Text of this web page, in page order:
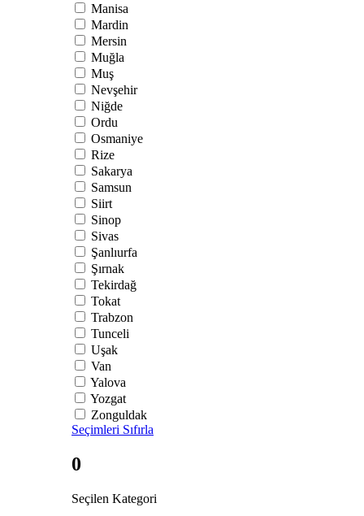
Manisa
Mardin
Mersin
Muğla
Muş
Nevşehir
Niğde
Ordu
Osmaniye
Rize
Sakarya
Samsun
Siirt
Sinop
Sivas
Şanlıurfa
Şırnak
Tekirdağ
Tokat
Trabzon
Tunceli
Uşak
Van
Yalova
Yozgat
Zonguldak
Seçimleri Sıfırla
0
Seçilen Kategori